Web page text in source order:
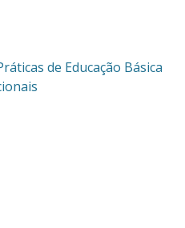
de Educação Básica